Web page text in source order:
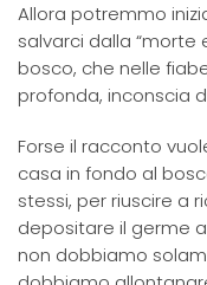
Allora potremmo
salvarci dalla
bosco, che nelle
profonda, inconscia
Forse il racconto
casa in fondo al
stessi, per riuscire a
depositare il germe
non dobbiamo